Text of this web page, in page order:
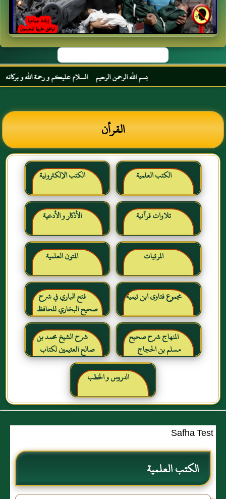
بسم الله الرحمن الرحيم السلام عليكم و رحمة الله و بركاته
القرأن
الكتب العلمية الكتب الإلكترونية
تلاوات قرآنية الأذكار و الأدعية
المرئيات المتون العلمية
مجموع فتاوى ابن تيمية
فتح الباري في شرح
صحيح البخاري للحافظ
ابن حجر العسقلاني
المنهاج شرح صحيح
مسلم بن الحجاج
شرح الشيخ محمد بن
صالح العثيمين لكتاب
رياض الصالحين للإمام
النووي رحمهم الله تعالىالدروس و الخطب
Safha Test
الكتب العلمية